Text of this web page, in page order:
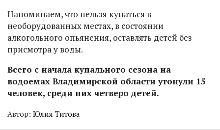
Напоминаем, что нельзя купаться в
необорудованных местах, в состоянии
алкогольного опьянения, оставлять детей без
присмотра у воды.
Всего с начала купального сезона на
водоемах Владимирской области утонули 15
человек, среди них четверо детей.
Автор: Юлия Титова